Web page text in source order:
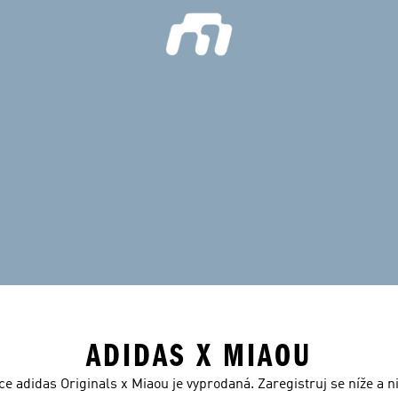
ADIDAS X MIAOU
adidas Originals x Miaou je vyprodaná. Zaregistruj se níže a